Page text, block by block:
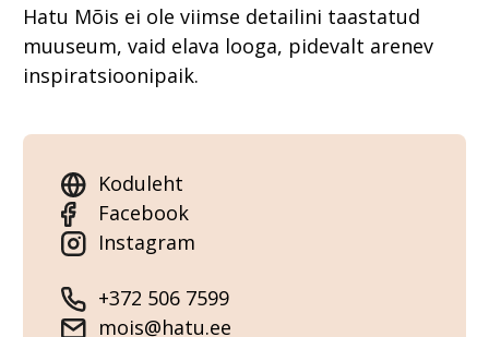
Hatu Mõis ei ole viimse detailini taastatud
muuseum, vaid elava looga, pidevalt arenev
inspiratsioonipaik.
Koduleht
Facebook
Instagram
+372 506 7599
mois@hatu.ee